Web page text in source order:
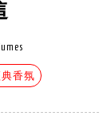
香氛